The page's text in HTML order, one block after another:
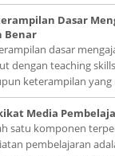
Dasar
Benar
dasar
dengan teaching
keterampilan yang
Media
satu komponen
pembelajaran